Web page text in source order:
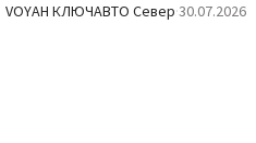
VOYAH КЛЮЧАВТО Север·30.07.2026